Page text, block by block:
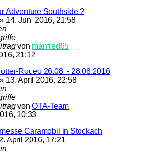
Adventure Southside ?
» 14. Juni 2016, 21:58
von manfred65
21:12
Rodeo 26.08. - 28.08.2016
» 13. April 2016, 22:58
von OTA-Team
10:33
Caramobil in Stockach
April 2016, 17:21